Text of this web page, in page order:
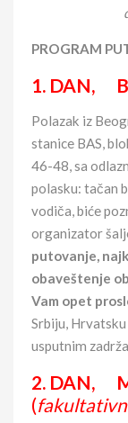
PROGRAM
1. DAN,
Polazak iz
stanice BAS,
46-48, sa
polasku: tačan
vodiča, biće
organizator
putovanje,
obaveštenje
Vam opet
Srbiju,
usputnim
2. DAN,
(